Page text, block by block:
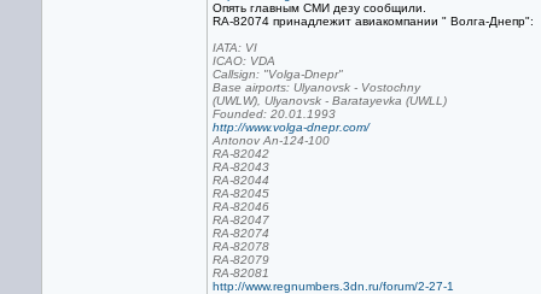
Опять главным СМИ дезу сообщили.
RA-82074 принадлежит авиакомпании " Волга-Днепр":
IATA: VI
ICAO: VDA
Callsign: "Volga-Dnepr"
Base airports: Ulyanovsk - Vostochny
(UWLW), Ulyanovsk - Baratayevka (UWLL)
Founded: 20.01.1993
http://www.volga-dnepr.com/
Antonov An-124-100
RA-82042
RA-82043
RA-82044
RA-82045
RA-82046
RA-82047
RA-82074
RA-82078
RA-82079
RA-82081
http://www.regnumbers.3dn.ru/forum/2-27-1